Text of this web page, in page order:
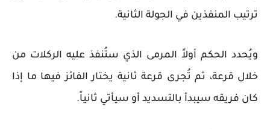
ترتيب المنفذين في الجولة الثانية.
ويُحدد الحكم أولاً المرمى الذي ستُنفذ عليه الركلات من
خلال قرعة، ثم تُجرى قرعة ثانية يختار الفائز فيها ما إذا
كان فريقه سيبدأ بالتسديد أو سيأتي ثانياً.